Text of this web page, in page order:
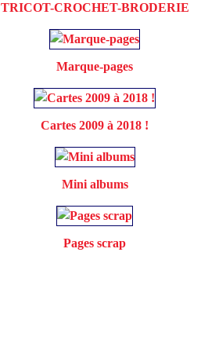
TRICOT-CROCHET-BRODERIE
Marque-pages
Cartes 2009 à 2018 !
Mini albums
Pages scrap